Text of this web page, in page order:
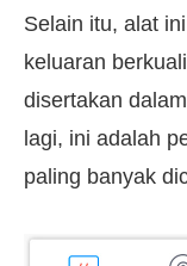
Selain itu, alat
keluaran
disertakan
lagi, ini adalah
paling banyak